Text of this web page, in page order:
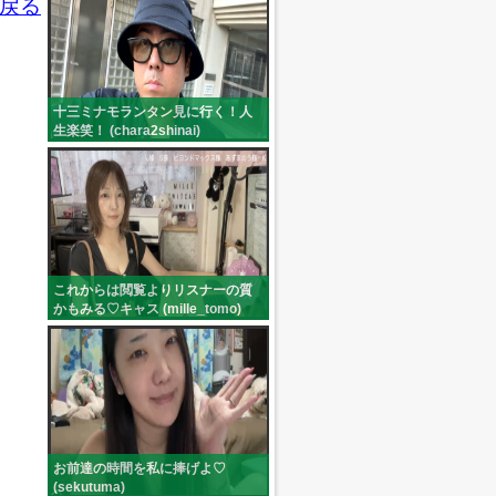
る
十三ミナモランタン見に行く！人
生楽笑！ (chara2shinai)
これからは閲覧よりリスナーの質
かもみる♡キャス (mille_tomo)
お前達の時間を私に捧げよ♡
(sekutuma)